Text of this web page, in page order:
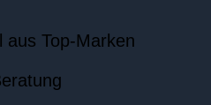
aus Top-Marken